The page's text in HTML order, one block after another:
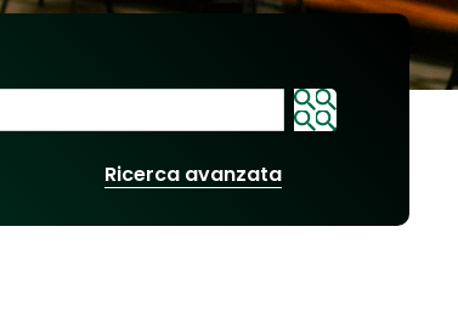
Ricerca avanzata